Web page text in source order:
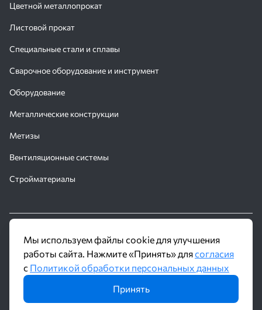
Цветной металлопрокат
Листовой прокат
Специальные стали и сплавы
Сварочное оборудование и инструмент
Оборудование
Металлические конструкции
Метизы
Вентиляционные системы
Стройматериалы
© 2016 - 2026 Производственное объединение «Трубное
Решение»
Политика обработки персональных данных
Информация на сайте не является публичной офертой и носит
ознакомительный характер. Наличие, описание и цены уточняйте у
Мы используем файлы cookie для улучшения
работы сайта. Нажмите «Принять» длясогласия
с Политикой обработки персональных данных
Принять